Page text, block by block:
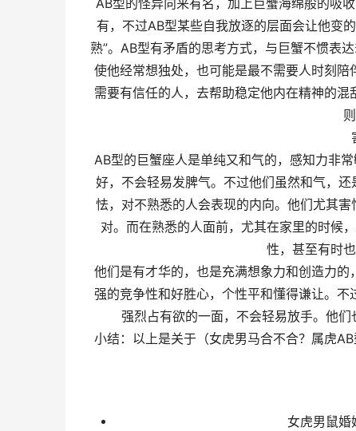
AB型的怪异向来有名，加上巨蟹海绵般的吸
有，不过AB型某些自我放逐的层面会让他变
熟”。AB型有矛盾的思考方式，与巨蟹不惯表
使他经常想独处，也可能是最不需要人时刻
需要有信任的人，去帮助稳定他内在精神的混
AB型的巨蟹座人是单纯又和气的，感知力非
好，不会轻易发脾气。不过他们虽然和气，
怯，对不熟悉的人会表现的内向。他们尤其
对。而在熟悉的人面前，尤其在家里的时候
性，甚至有时
他们是有才华的，也是充满想象力和创造力
强的竞争性和好胜心，个性平和懂得谦让。
强烈占有欲的一面，不会轻易放手。他
小结：以上是关于（女虎男马合不合？属虎
女虎男鼠婚